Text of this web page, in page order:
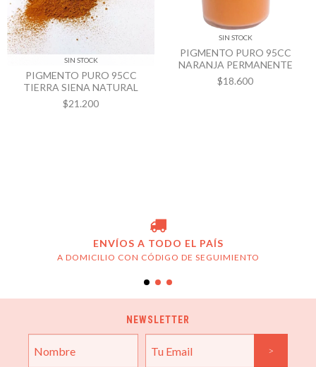
SIN STOCK
PIGMENTO PURO 95CC
TIERRA SIENA NATURAL
$21.200
SIN STOCK
PIGMENTO PURO 95CC
NARANJA PERMANENTE
$18.600
ENVÍOS A TODO EL PAÍS
A DOMICILIO CON CÓDIGO DE SEGUIMIENTO
NEWSLETTER